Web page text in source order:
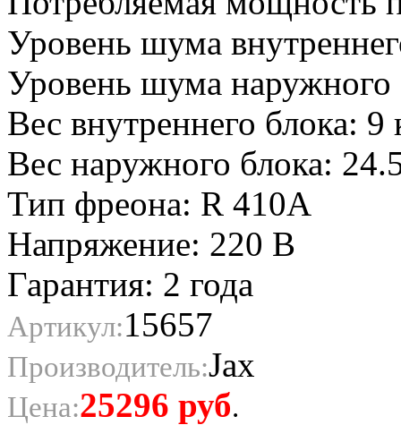
Уровень шума
Уровень шума
Вес внутреннего блока: 9
Вес наружного блока:
Тип фреона: R 410A
Напряжение: 220 В
Гарантия: 2 года
Артикул:15657
Производитель:Jax
Цена:25296 руб.